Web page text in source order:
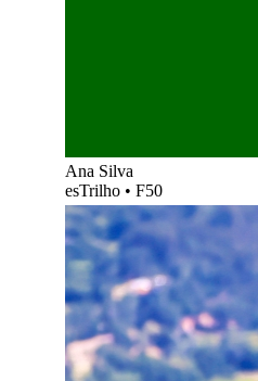
Ana Silva
esTrilho • F50